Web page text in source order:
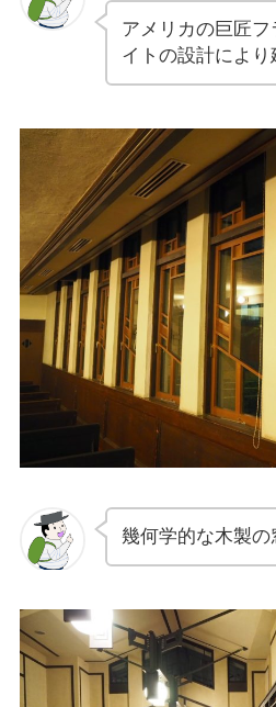
アメリカの巨匠
イトの設計により
幾何学的な木製の